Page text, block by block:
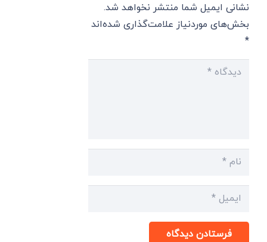
نشانی ایمیل شما منتشر نخواهد شد.
بخش‌های موردنیاز علامت‌گذاری شده‌اند
*
فرستادن دیدگاه